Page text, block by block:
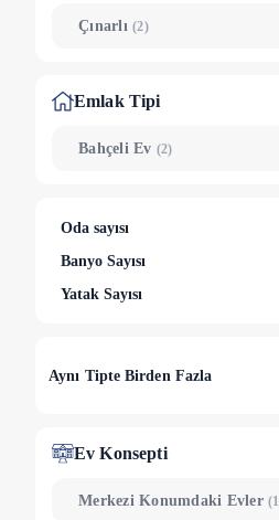
Çınarlı (2)
Emlak Tipi
Bahçeli Ev (2)
Oda sayısı
Banyo Sayısı
Yatak Sayısı
Aynı Tipte Birden Fazla
Ev Konsepti
Merkezi Konumdaki Evler (1